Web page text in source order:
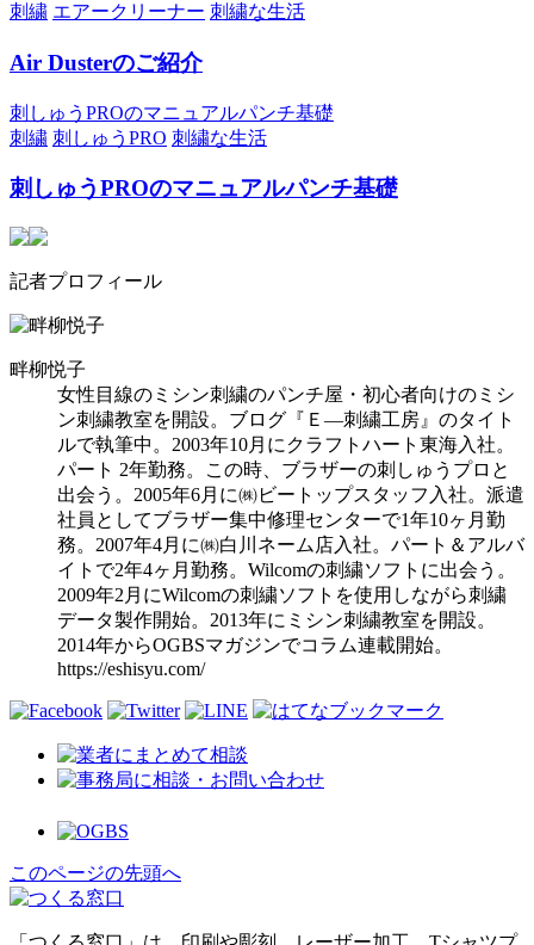
刺繍 エアークリーナー 刺繍な生活
Air Dusterのご紹介
刺しゅうPROのマニュアルパンチ基礎
刺繍 刺しゅうPRO 刺繍な生活
刺しゅうPROのマニュアルパンチ基礎
記者プロフィール
畔柳悦子
女性目線のミシン刺繍のパンチ屋・初心者向けのミシ
ン刺繍教室を開設。ブログ『Ｅ―刺繍工房』のタイト
ルで執筆中。2003年10月にクラフトハート東海入社。
パート 2年勤務。この時、ブラザーの刺しゅうプロと
出会う。2005年6月に㈱ビートップスタッフ入社。派遣
社員としてブラザー集中修理センターで1年10ヶ月勤
務。2007年4月に㈱白川ネーム店入社。パート＆アルバ
イトで2年4ヶ月勤務。Wilcomの刺繍ソフトに出会う。
2009年2月にWilcomの刺繍ソフトを使用しながら刺繍
データ製作開始。2013年にミシン刺繍教室を開設。
2014年からOGBSマガジンでコラム連載開始。
https://eshisyu.com/
このページの先頭へ